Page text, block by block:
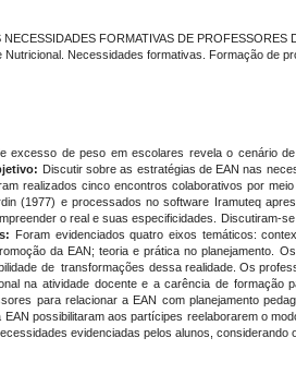
FORMATIVAS DE
Nutricional. Necessidades formativas. Formação de
excesso de peso em escolares revela o cenário
Discutir sobre as estratégias de EAN nas
realizados cinco encontros colaborativos por
(1977) e processados no software Iramuteq
o real e suas especificidades. Discutiram-
Foram evidenciados quatro eixos temáticos:
da EAN; teoria e prática no planejamento.
de transformações dessa realidade. Os
na atividade docente e a carência de
para relacionar a EAN com planejamento
possibilitaram aos partícipes reelaborarem o
evidenciadas pelos alunos, considerando